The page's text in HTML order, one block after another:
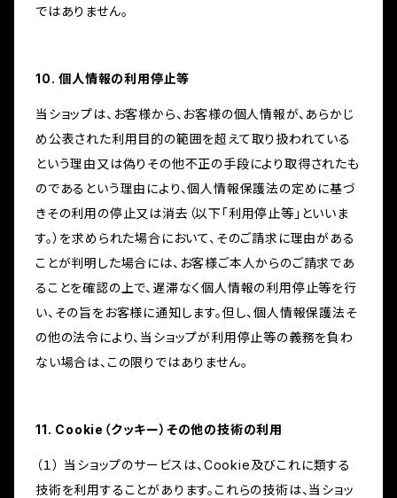
ではありません。
10. 個人情報の利用停止等
当ショップは、お客様から、お客様の個人情報が、あらかじ
め公表された利用目的の範囲を超えて取り扱われている
という理由又は偽りその他不正の手段により取得されたも
のであるという理由により、個人情報保護法の定めに基づ
きその利用の停止又は消去（以下「利用停止等」といいま
す。）を求められた場合において、そのご請求に理由がある
ことが判明した場合には、お客様ご本人からのご請求であ
ることを確認の上で、遅滞なく個人情報の利用停止等を行
い、その旨をお客様に通知します。但し、個人情報保護法そ
の他の法令により、当ショップが利用停止等の義務を負わ
ない場合は、この限りではありません。
11. Cookie（クッキー）その他の技術の利用
（１） 当ショップのサービスは、Cookie及びこれに類する
技術を利用することがあります。これらの技術は、当ショッ